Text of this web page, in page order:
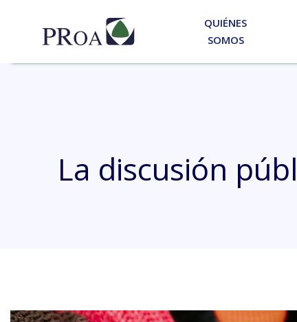
QUIÉNES
SOMOS
La discusión